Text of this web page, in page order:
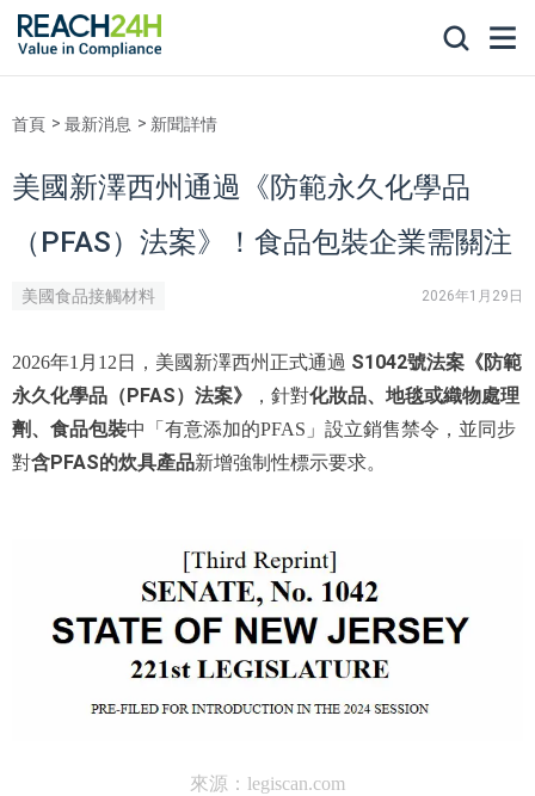
首頁 最新消息 新聞詳情
美國新澤西州通過《防範永久化學品
（PFAS）法案》！食品包裝企業需關注
美國食品接觸材料 2026年1月29日
2026年1月12日，美國新澤西州正式通過 S1042號法案《防範
永久化學品（PFAS）法案》
，針對化妝品、地毯或織物處理
劑、食品包裝中「有意添加的PFAS」設立銷售禁令，並同步
對含PFAS的炊具產品新增強制性標示要求。
來源：legiscan.com